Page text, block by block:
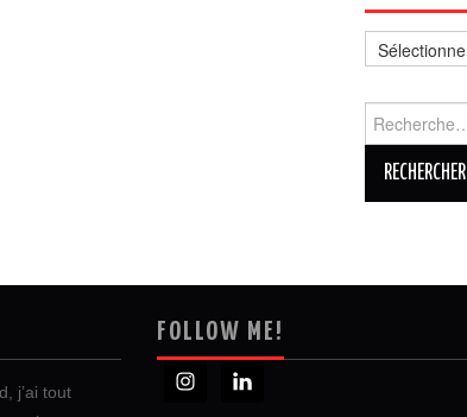
j’ai tout
FOLLOW ME!